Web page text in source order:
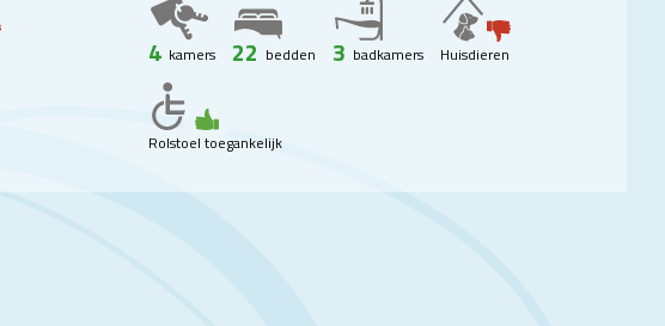
4 kamers 22 bedden 3 badkamers Huisdieren
Rolstoel toegankelijk